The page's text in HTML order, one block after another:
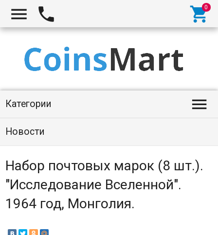
  
Категории 
Новости
Набор почтовых марок (8 шт.).
"Исследование Вселенной".
1964 год, Монголия.